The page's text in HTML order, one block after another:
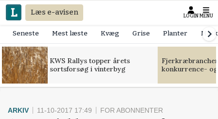
Læs e-avisen LOGIN MENU
Seneste Mest læste Kvæg Grise Planter
KWS Rallys topper årets
sortsforsøg i vinterbyg
konkurrence-
ARKIV 11-10-2017 17:49 FOR ABONNENTER